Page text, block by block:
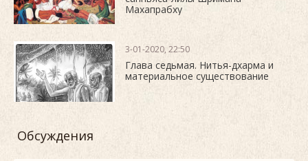
Махапрабху
3-01-2020, 22:50
Глава седьмая. Нитья-дхарма и
материальное существование
Обсуждения